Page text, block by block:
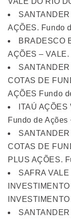
AÇÕES. Fundo
BRADESCO
AÇÕES –
COTAS DE
AÇÕES Fundo
ITAÚ
Fundo de Ações
COTAS DE
PLUS AÇÕES.
SAFRA